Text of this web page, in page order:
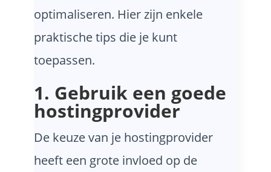
optimaliseren. Hier zijn enkele
praktische tips die je kunt
toepassen.
1. Gebruik een goede
hostingprovider
De keuze van je hostingprovider
heeft een grote invloed op de